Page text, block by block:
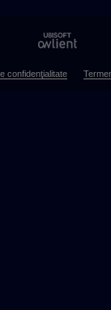
confidenţialitate